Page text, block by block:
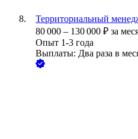
Территориальный
80 000 – 130 000 ₽ за
Опыт 1-3 года
Выплаты: Два раза в